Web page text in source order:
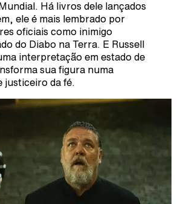
Há livros dele lançados
ele é mais lembrado por
oficiais como inimigo
do Diabo na Terra. E Russell
interpretação em estado de
sua figura numa
justiceiro da fé.